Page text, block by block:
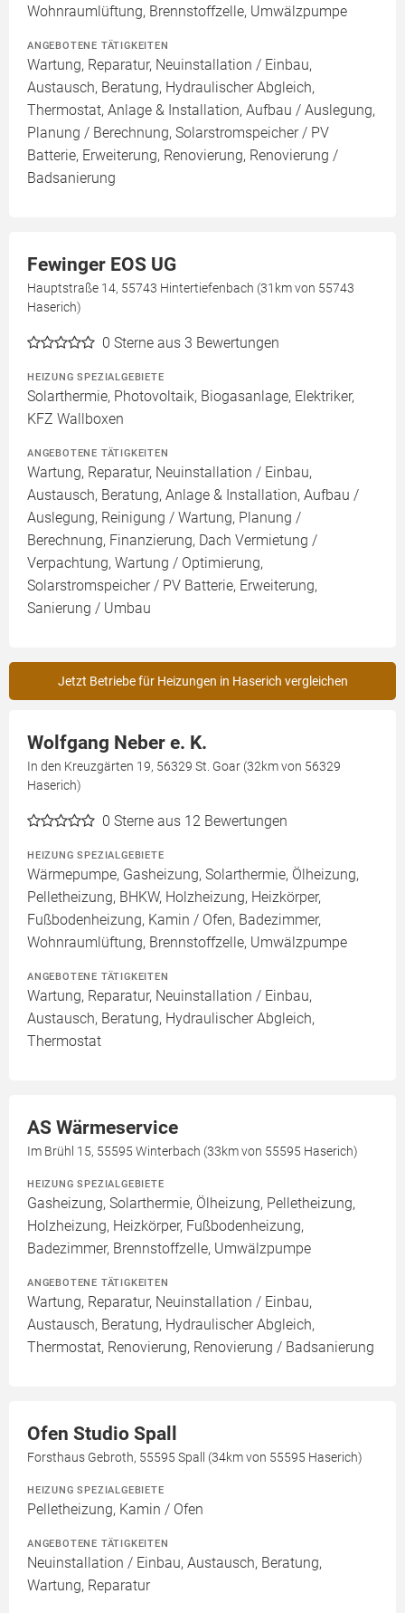
Wohnraumlüftung, Brennstoffzelle, Umwälzpumpe
ANGEBOTENE TÄTIGKEITEN
Wartung, Reparatur, Neuinstallation / Einbau,
Austausch, Beratung, Hydraulischer Abgleich,
Thermostat, Anlage & Installation, Aufbau / Auslegung,
Planung / Berechnung, Solarstromspeicher / PV
Batterie, Erweiterung, Renovierung, Renovierung /
Badsanierung
Fewinger EOS UG
Hauptstraße 14, 55743 Hintertiefenbach (31km von 55743
Haserich)
0 Sterne aus 3 Bewertungen
HEIZUNG SPEZIALGEBIETE
Solarthermie, Photovoltaik, Biogasanlage, Elektriker,
KFZ Wallboxen
ANGEBOTENE TÄTIGKEITEN
Wartung, Reparatur, Neuinstallation / Einbau,
Austausch, Beratung, Anlage & Installation, Aufbau /
Auslegung, Reinigung / Wartung, Planung /
Berechnung, Finanzierung, Dach Vermietung /
Verpachtung, Wartung / Optimierung,
Solarstromspeicher / PV Batterie, Erweiterung,
Sanierung / Umbau
Jetzt Betriebe für Heizungen in Haserich vergleichen
Wolfgang Neber e. K.
In den Kreuzgärten 19, 56329 St. Goar (32km von 56329
Haserich)
0 Sterne aus 12 Bewertungen
HEIZUNG SPEZIALGEBIETE
Wärmepumpe, Gasheizung, Solarthermie, Ölheizung,
Pelletheizung, BHKW, Holzheizung, Heizkörper,
Fußbodenheizung, Kamin / Ofen, Badezimmer,
Wohnraumlüftung, Brennstoffzelle, Umwälzpumpe
ANGEBOTENE TÄTIGKEITEN
Wartung, Reparatur, Neuinstallation / Einbau,
Austausch, Beratung, Hydraulischer Abgleich,
Thermostat
AS Wärmeservice
Im Brühl 15, 55595 Winterbach (33km von 55595 Haserich)
HEIZUNG SPEZIALGEBIETE
Gasheizung, Solarthermie, Ölheizung, Pelletheizung,
Holzheizung, Heizkörper, Fußbodenheizung,
Badezimmer, Brennstoffzelle, Umwälzpumpe
ANGEBOTENE TÄTIGKEITEN
Wartung, Reparatur, Neuinstallation / Einbau,
Austausch, Beratung, Hydraulischer Abgleich,
Thermostat, Renovierung, Renovierung / Badsanierung
Ofen Studio Spall
Forsthaus Gebroth, 55595 Spall (34km von 55595 Haserich)
HEIZUNG SPEZIALGEBIETE
Pelletheizung, Kamin / Ofen
ANGEBOTENE TÄTIGKEITEN
Neuinstallation / Einbau, Austausch, Beratung,
Wartung, Reparatur